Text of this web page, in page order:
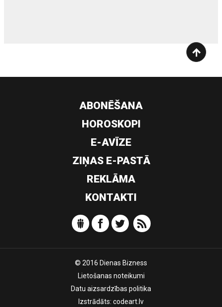
ABONĒŠANA
HOROSKOPI
E-AVĪZE
ZIŅAS E-PASTĀ
REKLĀMA
KONTAKTI
© 2016 Dienas Bizness
Lietošanas noteikumi
Datu aizsardzības politika
Izstrādāts: codeart.lv